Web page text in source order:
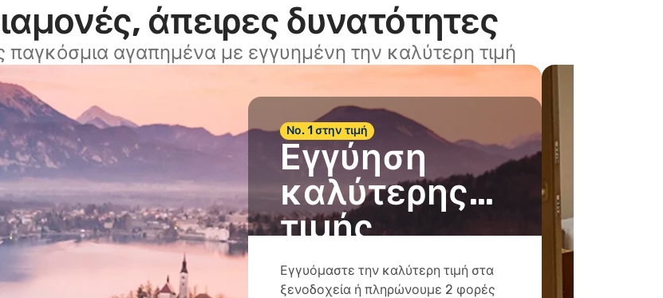
άπειρες δυνατότητες
αγαπημένα με εγγυημένη την καλύτερη τιμή
Νο. 1 στην τιμή
Εγγύηση
καλύτερης
τιμής
Εγγυόμαστε την καλύτερη τιμή στα
ξενοδοχεία ή πληρώνουμε 2 φορές